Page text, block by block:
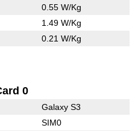
0.55 W/Kg
1.49 W/Kg
0.21 W/Kg
0
Galaxy S3
SIM0